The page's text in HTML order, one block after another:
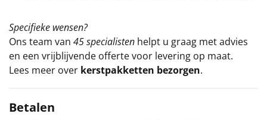
Specifieke wensen?
Ons team van 45 specialisten helpt u graag met advies
en een vrijblijvende offerte voor levering op maat.
Lees meer over kerstpakketten bezorgen.
Betalen